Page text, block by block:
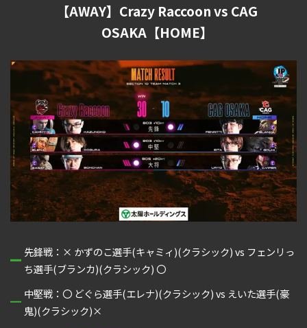
【AWAY】Crazy Raccoon vs CAG
OSAKA【HOME】
先鋒戦：× かずのこ選手(キャミィ)(クラシック) vs フェンリっ
ち選手(ブランカ)(クラシック) 〇
中堅戦：〇 どぐら選手(エレナ)(クラシック) vs えいた選手(豪
鬼)(クラシック)×